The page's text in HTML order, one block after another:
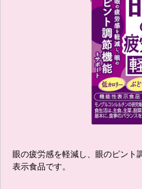
眼の疲労感を軽減し、眼のピント
表示食品です。